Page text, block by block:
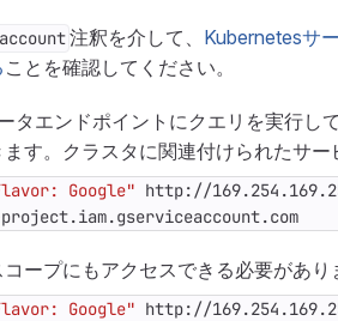
注釈を介して、 Kubernetesサ
ことを確認してください。
タエンドポイントにクエリを実行し
す。クラスタに関連付けられたサ
Google"
project.iam.gserviceaccount.com
ープにもアクセスできる必要があり
Google"